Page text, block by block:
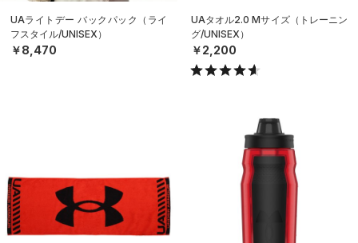
UAライトデー バックパック（ライ
フスタイル/UNISEX）
￥8,470
UAタオル2.0 Mサイズ（トレーニン
グ/UNISEX）
￥2,200